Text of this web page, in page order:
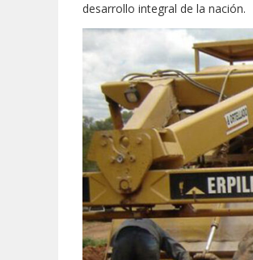
desarrollo integral de la nación.